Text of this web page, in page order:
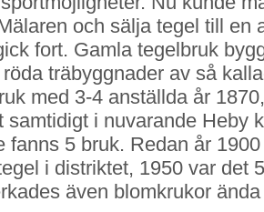
och sälja tegel till en
fort. Gamla tegelbruk
träbyggnader av så
med 3-4 anställda år
samtidigt i nuvarande Heby
fanns 5 bruk. Redan år
i distriktet, 1950 var det
även blomkrukor